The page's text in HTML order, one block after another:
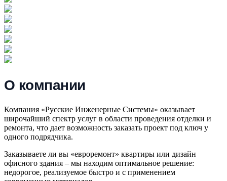
О компании
Компания «Русские Инженерные Системы» оказывает
широчайший спектр услуг в области проведения отделки и
ремонта, что дает возможность заказать проект под ключ у
одного подрядчика.
Заказываете ли вы «евроремонт» квартиры или дизайн
офисного здания – мы находим оптимальное решение:
недорогое, реализуемое быстро и с применением